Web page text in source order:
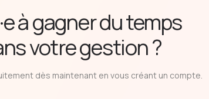
à gagner du temps
votre gestion ?
dès maintenant en vous créant un compte.